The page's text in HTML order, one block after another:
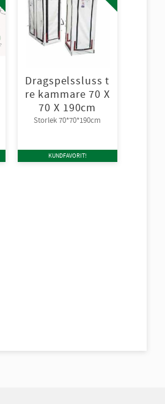
Dragspelssluss t
re kammare 70 X
70 X 190cm
Storlek 70*70*190cm
KUNDFAVORIT!